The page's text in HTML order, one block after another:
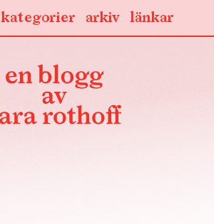
länkar
arkiv
kategorier